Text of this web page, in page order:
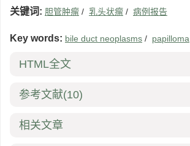
关键词: 胆管肿瘤 / 乳头状瘤 / 病例报告
Key words: bile duct neoplasms / papilloma
HTML全文
参考文献(10)
相关文章